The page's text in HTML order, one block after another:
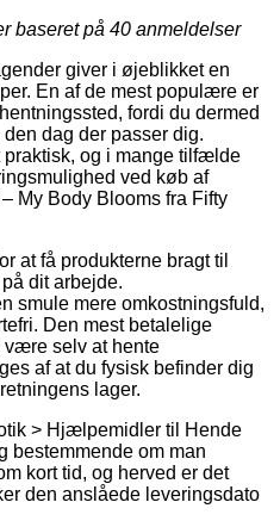
baseret på 40 anmeldelser
giver i øjeblikket en
En af de mest populære er
fordi du dermed
dag der passer dig.
praktisk, og i mange tilfælde
ved køb af
My Body Blooms fra Fifty
at få produkterne bragt til
dit arbejde.
smule mere omkostningsfuld,
Den mest betalelige
være selv at hente
af at du fysisk befinder dig
lager.
> Hjælpemidler til Hende
bestemmende om man
kort tid, og herved er det
den anslåede leveringsdato